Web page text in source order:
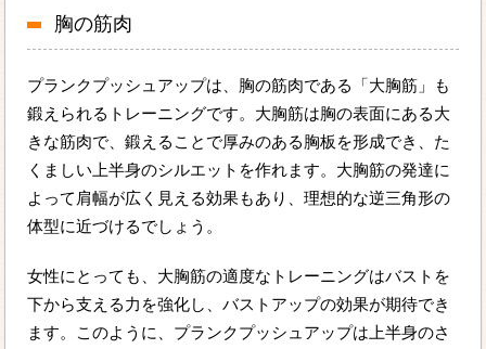
胸の筋肉
プランクプッシュアップは、胸の筋肉である「大胸筋」も
鍛えられるトレーニングです。大胸筋は胸の表面にある大
きな筋肉で、鍛えることで厚みのある胸板を形成でき、た
くましい上半身のシルエットを作れます。大胸筋の発達に
よって肩幅が広く見える効果もあり、理想的な逆三角形の
体型に近づけるでしょう。
女性にとっても、大胸筋の適度なトレーニングはバストを
下から支える力を強化し、バストアップの効果が期待でき
ます。このように、プランクプッシュアップは上半身のさ